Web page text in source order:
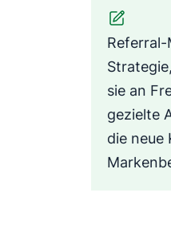
sie an
gezielte
die neue